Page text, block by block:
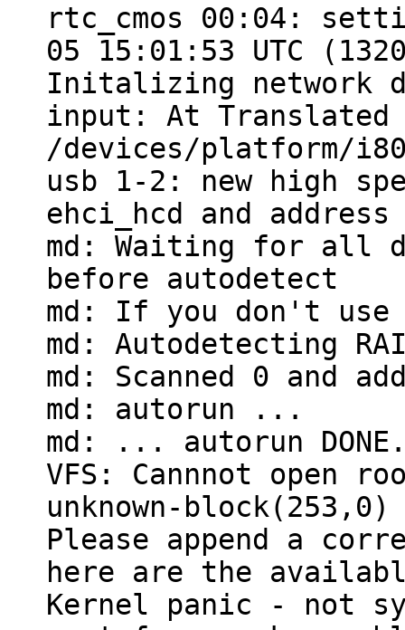
rtc_cmos 00:04:
05 15:01:53 UTC
Initalizing network
input: At Translated
/devices/platform/
usb 1-2: new high
ehci_hcd and address
md: Waiting for all
before autodetect
md: If you don't use
md: Autodetecting
md: Scanned 0 and
md: autorun ...
md: ... autorun
VFS: Cannnot open
unknown-block(253,0)
Please append a
here are the
Kernel panic - not